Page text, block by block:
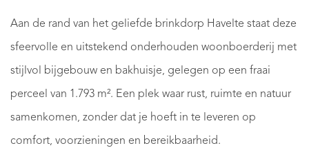
Aan de rand van het geliefde brinkdorp Havelte staat deze
sfeervolle en uitstekend onderhouden woonboerderij met
stijlvol bijgebouw en bakhuisje, gelegen op een fraai
perceel van 1.793 m². Een plek waar rust, ruimte en natuur
samenkomen, zonder dat je hoeft in te leveren op
comfort, voorzieningen en bereikbaarheid.